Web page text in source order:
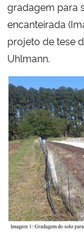
Ministério do
Controladoria-Geral da
Ministério da Mulher,
Secretaria-Geral
Secretaria de Governo
Gabinete de
Advocacia-Geral da
gradagem para
encanteirada
projeto de tese
Uhlmann.